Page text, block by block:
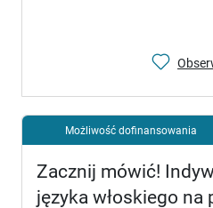
Możliwość dofinansowania
Zacznij mówić!
języka włoskiego na